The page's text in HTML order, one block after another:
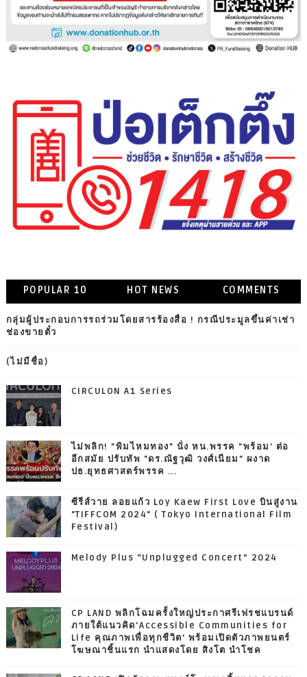
POPULAR 10 HOT NEWS COMMENTS
กลุ่มผู้ประกอบการรถร่วมโดยสารร้องสื่อ ! กรณีประมูลขึ้นค่าเช่า
ช่องขายตั๋ว
(ไม่มีชื่อ)
CIRCULON A1 Series
ไม่พลิก! "พิมไหมทอง" นั่ง หน.พรรค "พร้อม' ต่อ
อีกสมัย ปรับทัพ "ดร.ณัฐวุฒิ วงศ์เนียม" ผงาด
ปธ.ยุทธศาสตร์พรรค ...
ซีรีส์วาย ลอยแก้ว Loy Kaew First Love บินสู่งาน
"TIFFCOM 2024" ( Tokyo International Film
Festival)
Melody Plus “Unplugged Concert” 2024
CP LAND พลิกโฉมครั้งใหญ่ประกาศรีเฟรชแบรนด์
ภายใต้แนวคิด‘Accessible Communities for
Life คุณภาพเพื่อทุกชีวิต’ พร้อมเปิดตัวภาพยนตร์
โฆษณาชิ้นแรก นำแสดงโดย สิงโต นำโชค